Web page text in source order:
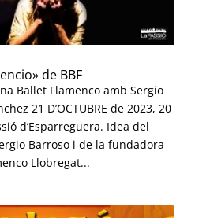
de BBF
Ballet Flamenco amb Sergio
21 D’OCTUBRE de 2023, 20
d’Esparreguera. Idea del
Barroso i de la fundadora
Llobregat...